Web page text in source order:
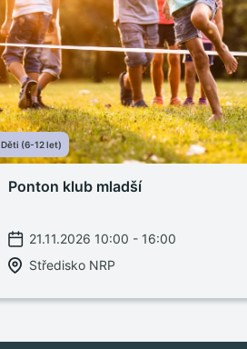
Děti (6-12 let)
Ponton klub mladší
21.11.2026 10:00 - 16:00
Středisko NRP